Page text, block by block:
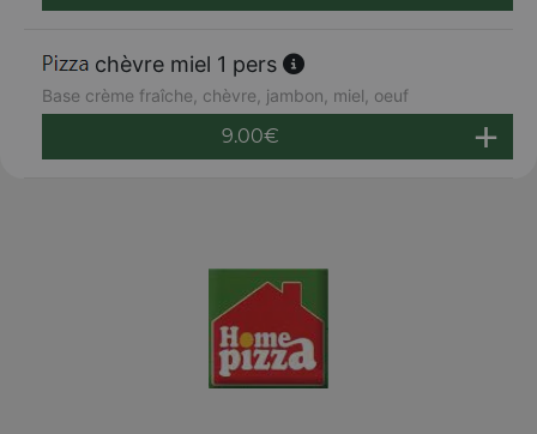
chèvre miel 1 pers
Base crème fraîche, chèvre, jambon, miel, oeuf
9.00€